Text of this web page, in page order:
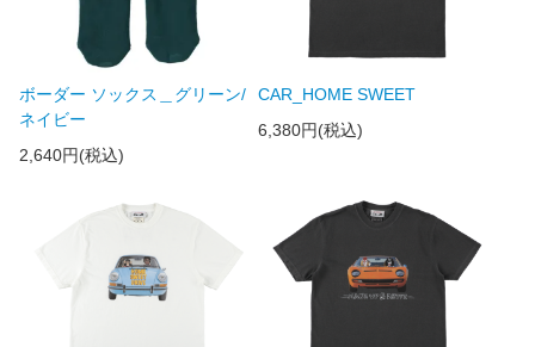
ボーダー ソックス＿グリーン/
ネイビー
2,640円(税込)
CAR_HOME SWEET
6,380円(税込)